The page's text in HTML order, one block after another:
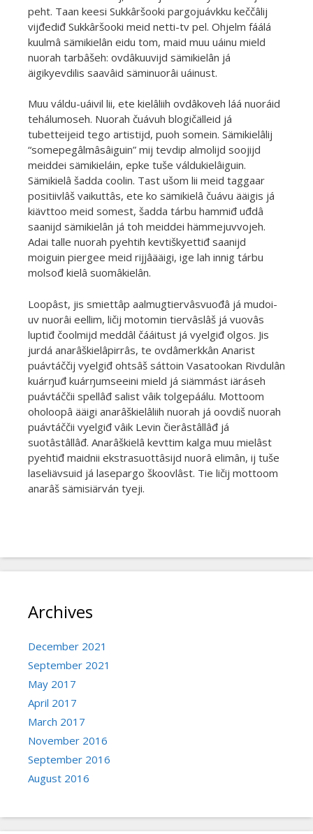
peht. Taan keesi Sukkâršooki pargojuávkku keččâlij
vijđediđ Sukkâršooki meid netti-tv pel. Ohjelm fáálá
kuulmâ sämikielân eidu tom, maid muu uáinu mield
nuorah tarbâšeh: ovdâkuuvijd sämikielân já
äigikyevdilis saavâid säminuorâi uáinust.
Muu váldu-uáivil lii, ete kielâliih ovdâkoveh láá nuoráid
tehálumoseh. Nuorah čuávuh blogičälleid já
tubetteijeid tego artistijd, puoh somein. Sämikielâlij
“somepegâlmâsâiguin” mij tevdip almolijd soojijd
meiddei sämikieláin, epke tuše váldukielâiguin.
Sämikielâ šadda coolin. Tast ušom lii meid taggaar
positiivlâš vaikuttâs, ete ko sämikielâ čuávu ääigis já
kiävttoo meid somest, šadda tárbu hammiđ uđdâ
saanijd sämikielân já toh meiddei hämmejuvvojeh.
Adai talle nuorah pyehtih kevtiškyettiđ saanijd
moiguin piergee meid rijjâääigi, ige lah innig tárbu
molsođ kielâ suomâkielân.
Loopâst, jis smiettâp aalmugtiervâsvuođâ já mudoi-
uv nuorâi eellim, ličij motomin tiervâslâš já vuovâs
luptiđ čoolmijd meddâl čááitust já vyelgiđ olgos. Jis
jurdá anarâškielâpirrâs, te ovdâmerkkân Anarist
puávtáččij vyelgiđ ohtsâš sáttoin Vasatookan Rivdulân
kuárŋuđ kuárŋumseeini mield já siämmást iäráseh
puávtáččii spellâđ salist vâik tolgepáálu. Mottoom
oholoopâ ääigi anarâškielâliih nuorah já oovdiš nuorah
puávtáččii vyelgiđ vâik Levin čierâstâllâđ já
suotâstâllâđ. Anarâškielâ kevttim kalga muu mielâst
pyehtiđ maidnii ekstrasuottâsijd nuorâ elimân, ij tuše
laseliävsuid já lasepargo škoovlâst. Tie ličij mottoom
anarâš sämisiärván tyeji.
Archives
December 2021
September 2021
May 2017
April 2017
March 2017
November 2016
September 2016
August 2016